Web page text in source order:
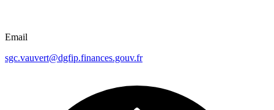
Email
sgc.vauvert@dgfip.finances.gouv.fr